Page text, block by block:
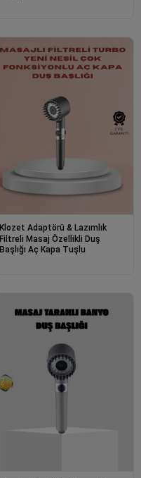
Klozet Adaptörü & Lazımlık
Filtreli Masaj Özellikli Duş
Başlığı Aç Kapa Tuşlu